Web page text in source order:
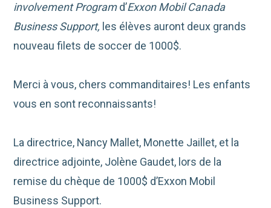
involvement Programd’Exxon Mobil Canada
Business Support, les élèves auront deux grands
nouveau filets de soccer de 1000$.
Merci à vous, chers commanditaires! Les enfants
vous en sont reconnaissants!
La directrice, Nancy Mallet, Monette Jaillet, et la
directrice adjointe, Jolène Gaudet, lors de la
remise du chèque de 1000$ d’Exxon Mobil
Business Support.